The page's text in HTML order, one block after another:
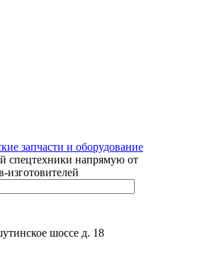
спецтехники напрямую от
изготовителей
шоссе д. 18